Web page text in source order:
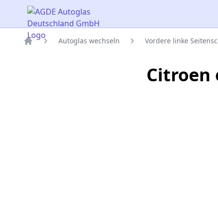
AGDE Autoglas Deutschland GmbH
Autoglas wechseln Vordere linke
Citroen